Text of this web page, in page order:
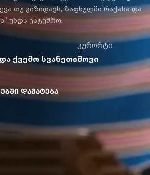
თუ გიზიდავს, ზაფხულში რაჭასა და
უნდა ესტუმრო.
ქვემო სვანეთი
კურორტი
შოვი
Დამატება